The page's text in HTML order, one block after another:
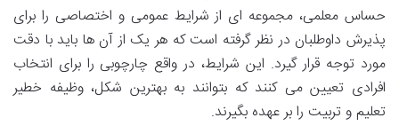
حساس معلمی، مجموعه ای از شرایط عمومی و اختصاصی را برای
پذیرش داوطلبان در نظر گرفته است که هر یک از آن ها باید با دقت
مورد توجه قرار گیرد. این شرایط، در واقع چارچوبی را برای انتخاب
افرادی تعیین می کنند که بتوانند به بهترین شکل، وظیفه خطیر
تعلیم و تربیت را بر عهده بگیرند.